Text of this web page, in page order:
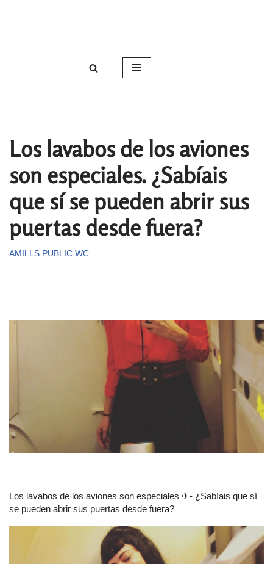
Los lavabos de los aviones
son especiales. ¿Sabíais
que sí se pueden abrir sus
puertas desde fuera?
AMILLS PUBLIC WC
Los lavabos de los aviones son especiales ✈- ¿Sabíais que sí
se pueden abrir sus puertas desde fuera?